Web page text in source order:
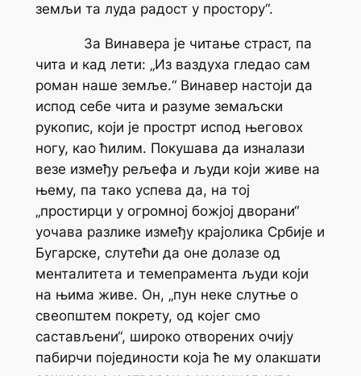
земљи та луда радост у простору“.
За Винавера је читање страст, па
чита и кад лети: „Из ваздуха гледао сам
роман наше земље.“ Винавер настоји да
испод себе чита и разуме земаљски
рукопис, који је прострт испод његовох
ногу, као ћилим. Покушава да изналази
везе између рељефа и људи који живе на
њему, па тако успева да, на тој
„простирци у огромној божјој дворани“
уочава разлике између крајолика Србије и
Бугарске, слутећи да оне долазе од
менталитета и темепрамента људи који
на њима живе. Он, „пун неке слутње о
свеопштем покрету, од којег смо
састављени“, широко отворених очију
пабирчи појединости која ће му олакшати